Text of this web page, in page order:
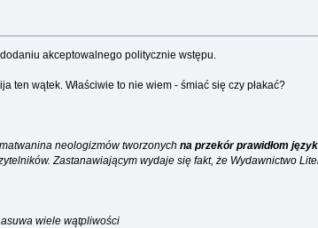
akceptowalnego politycznie wstępu.
ten wątek. Właściwie to nie wiem - śmiać się czy płakać?
neologizmów tworzonych na przekór prawidłom
Zastanawiającym wydaje się fakt, że Wydawnictwo
wiele wątpliwości